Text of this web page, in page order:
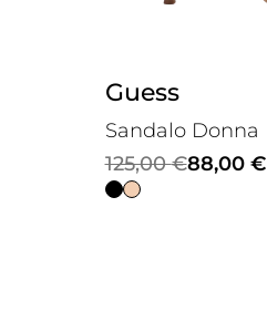
Guess
Sandalo Donna
125,00€
Il
prezzo
88,00 €
Il
prezzo